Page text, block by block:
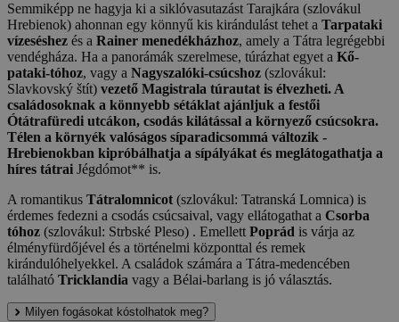
Semmiképp ne hagyja ki a siklóvasutazást Tarajkára (szlovákul
Hrebienok) ahonnan egy könnyű kis kirándulást tehet a Tarpataki
vízeséshez és a Rainer menedékházhoz, amely a Tátra legrégebbi
vendégháza. Ha a panorámák szerelmese, túrázhat egyet a Kő-
pataki-tóhoz, vagy a Nagyszalóki-csúcshoz (szlovákul:
Slavkovský štít) vezető Magistrala túrautat is élvezheti. A
családosoknak a könnyebb sétáklat ajánljuk a festői
Ótátrafüredi utcákon, csodás kilátással a környező csúcsokra.
Télen a környék valóságos síparadicsommá változik -
Hrebienokban kipróbálhatja a sípályákat és meglátogathatja a
híres tátrai Jégdómot** is.
A romantikus Tátralomnicot (szlovákul: Tatranská Lomnica) is
érdemes fedezni a csodás csúcsaival, vagy ellátogathat a Csorba
tóhoz (szlovákul: Strbské Pleso) . Emellett Poprád is várja az
élményfürdőjével és a történelmi központtal és remek
kirándulóhelyekkel. A családok számára a Tátra-medencében
található Tricklandia vagy a Bélai-barlang is jó választás.
Milyen fogásokat kóstolhatok meg?